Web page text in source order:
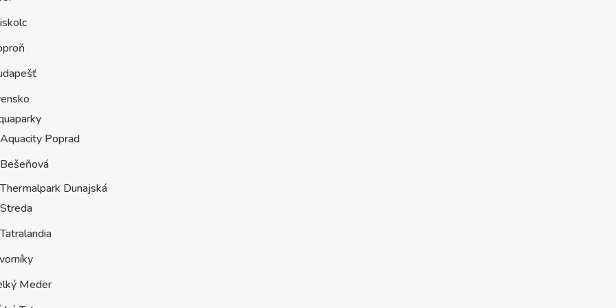
Aquacity Poprad
Bešeňová
Thermalpark Dunajská
Streda
Tatralandia
Meder